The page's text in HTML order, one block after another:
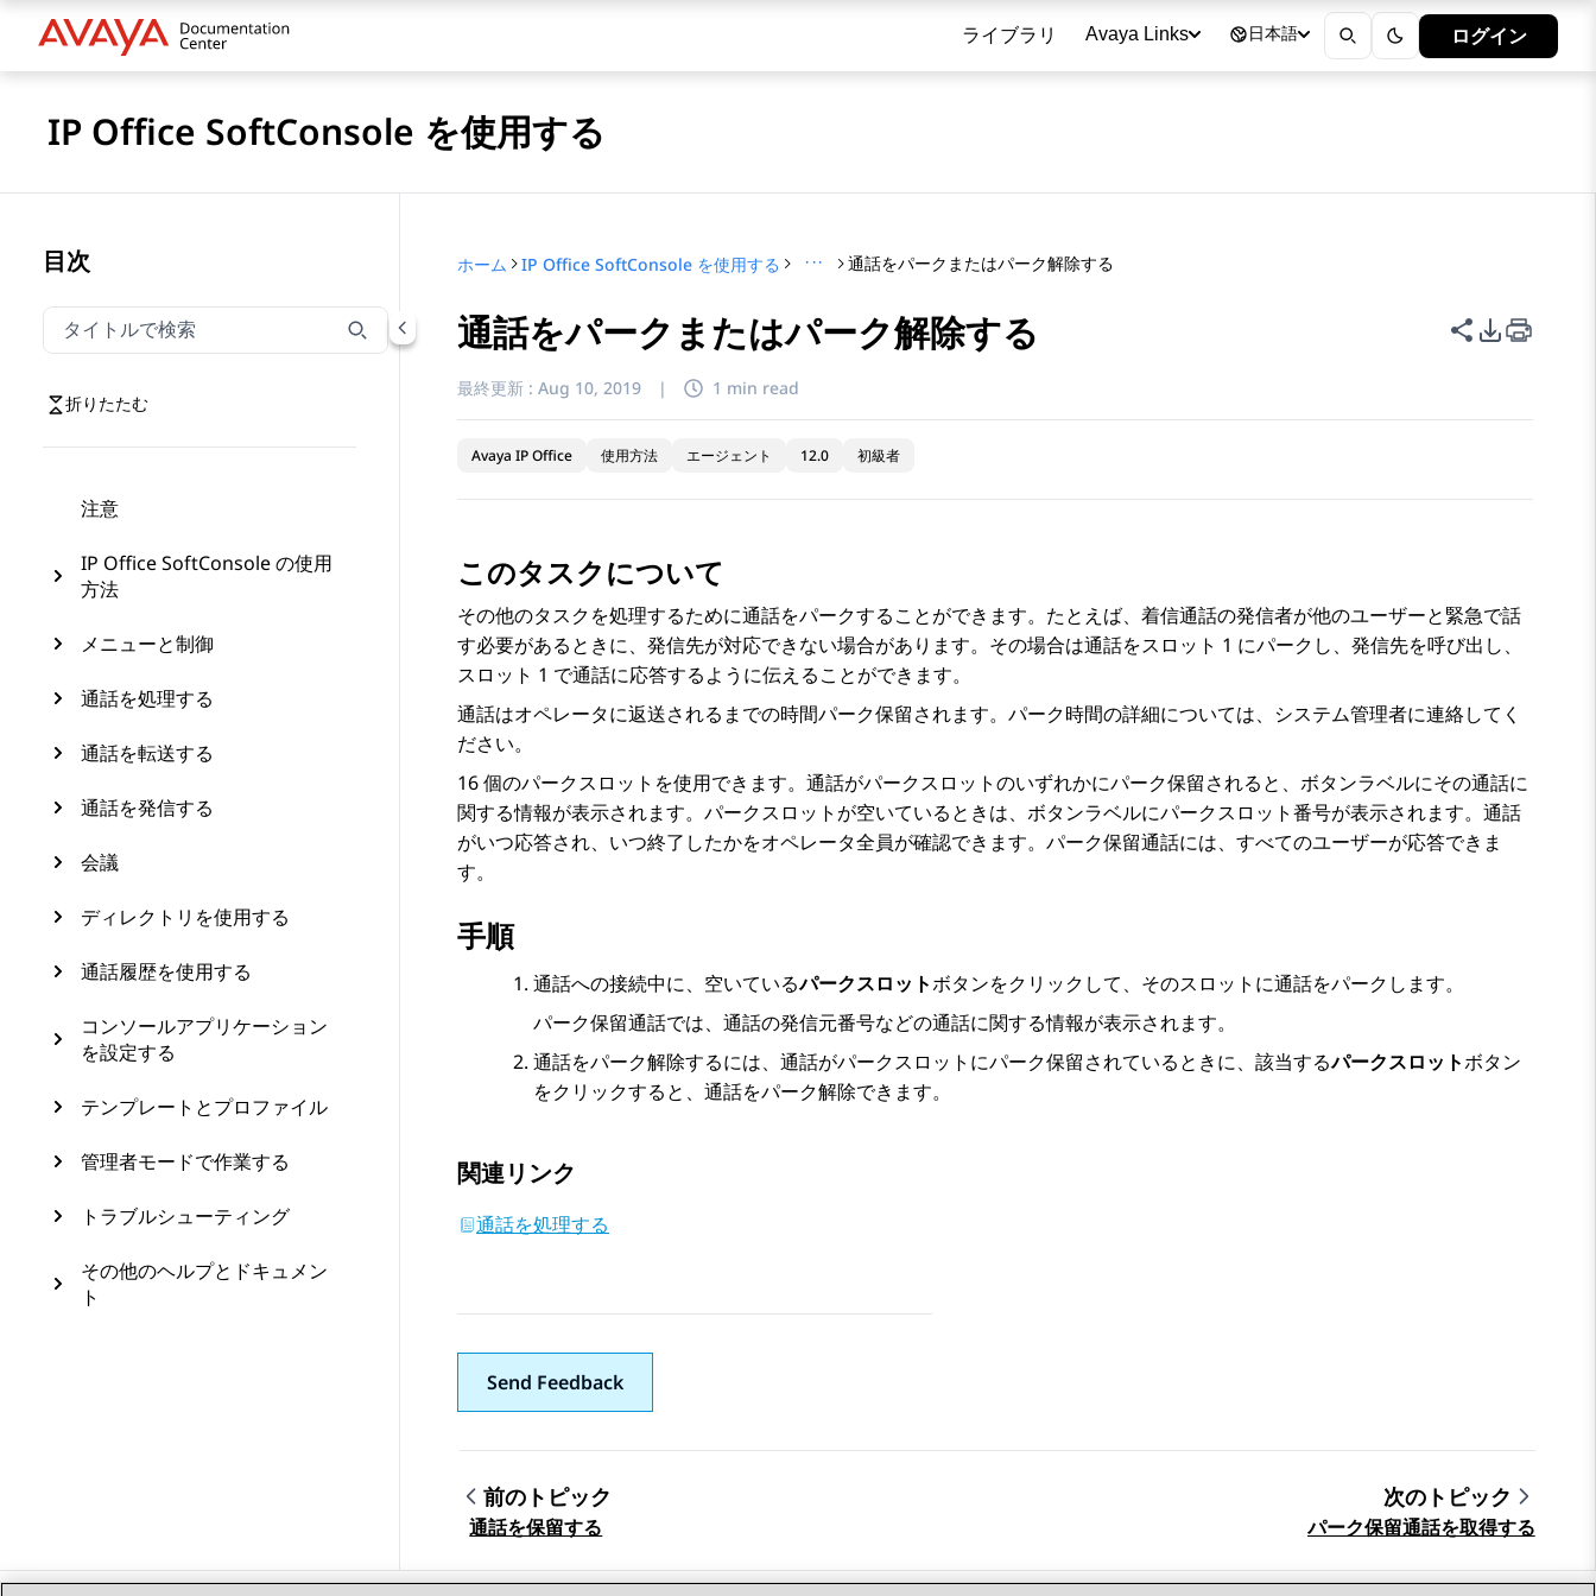
ライブラリ Avaya Links 日本語 ログイン
IP Office SoftConsole を使用する
目次
タイトルでナビゲーションをフィルター
タイトルでナビゲーション項目を絞り込むには入力してください
折りたたむ
注意
IP Office SoftConsole の使用
方法
メニューと制御
通話を処理する
通話を転送する
通話を発信する
会議
ディレクトリを使用する
通話履歴を使用する
コンソールアプリケーション
を設定する
テンプレートとプロファイル
管理者モードで作業する
トラブルシューティング
その他のヘルプとドキュメン
ト
ホーム IP Office SoftConsole を使用する ··· 通話をパークまたはパーク解除する
通話をパークまたはパーク解除する このページ
PDFエク
最終更新 : Aug 10, 2019 | 1 min read
Avaya IP Office 使用方法 エージェント 12.0 初級者
このタスクについて
その他のタスクを処理するために通話をパークすることができます。たとえば、着信通話の発信者が他のユーザーと緊急で話
す必要があるときに、発信先が対応できない場合があります。その場合は通話をスロット 1 にパークし、発信先を呼び出し、
スロット 1 で通話に応答するように伝えることができます。
通話はオペレータに返送されるまでの時間パーク保留されます。パーク時間の詳細については、システム管理者に連絡してく
ださい。
16 個のパークスロットを使用できます。通話がパークスロットのいずれかにパーク保留されると、ボタンラベルにその通話に
関する情報が表示されます。パークスロットが空いているときは、ボタンラベルにパークスロット番号が表示されます。通話
がいつ応答され、いつ終了したかをオペレータ全員が確認できます。パーク保留通話には、すべてのユーザーが応答できま
す。
手順
通話への接続中に、空いているパークスロットボタンをクリックして、そのスロットに通話をパークします。
パーク保留通話では、通話の発信元番号などの通話に関する情報が表示されます。
通話をパーク解除するには、通話がパークスロットにパーク保留されているときに、該当するパークスロットボタン
をクリックすると、通話をパーク解除できます。
関連リンク
通話を処理する
Send Feedback
トピックナビゲーション
前のトピック
通話を保留する
次のトピック
パーク保留通話を取得する